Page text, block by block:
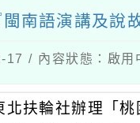
南語演講及說
/ 內容狀態：啟用
北扶輪社辦理「